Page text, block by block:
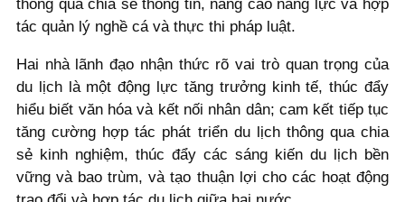
thông qua chia sẻ thông tin, nâng cao năng lực và hợp
tác quản lý nghề cá và thực thi pháp luật.
Hai nhà lãnh đạo nhận thức rõ vai trò quan trọng của
du lịch là một động lực tăng trưởng kinh tế, thúc đẩy
hiểu biết văn hóa và kết nối nhân dân; cam kết tiếp tục
tăng cường hợp tác phát triển du lịch thông qua chia
sẻ kinh nghiệm, thúc đẩy các sáng kiến du lịch bền
vững và bao trùm, và tạo thuận lợi cho các hoạt động